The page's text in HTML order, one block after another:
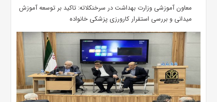
معاون آموزشی وزارت بهداشت در سرخنکلاته: تاکید بر توسعه آموزش
میدانی و بررسی استقرار کارورزی پزشکی ‌خانواده